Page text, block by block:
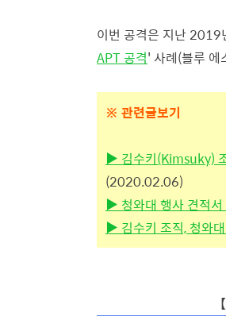
이번 공격은 지난
APT 공격' 사례(블루 에
※ 관련글보기
▶ 김수키(Kimsuky)
(2020.02.06)
▶ 청와대 행사 견적
▶ 김수키 조직, 청와